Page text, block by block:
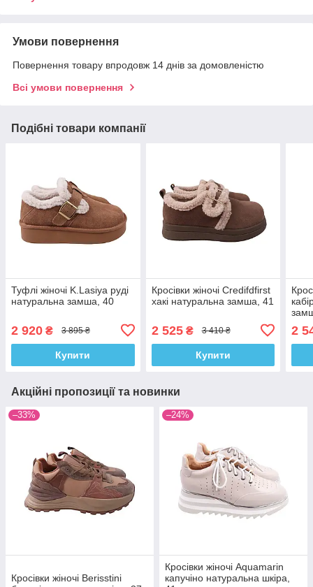
Умови повернення
Повернення товару впродовж 14 днів за домовленістю
Всі умови повернення
Подібні товари компанії
Туфлі жіночі K.Lasiya руді
натуральна замша, 40
2 920 ₴ 3 895 ₴
Купити
Кросівки жіночі Credifdfirst
хакі натуральна замша, 41
2 525₴ 3 410 ₴
Купити
2
Акційні пропозиції та новинки
–33%
Кросівки жіночі Berisstini
–24%
Кросівки жіночі Aquamarin
капучіно натуральна шкіра,